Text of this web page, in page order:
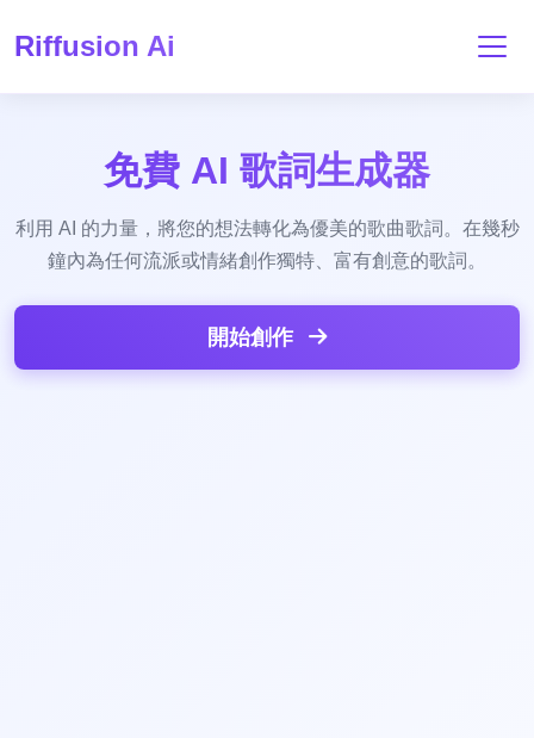
Riffusion Ai
免費 AI 歌詞生成器
利用 AI 的力量，將您的想法轉化為優美的歌曲歌詞。在幾秒
鐘內為任何流派或情緒創作獨特、富有創意的歌詞。
開始創作